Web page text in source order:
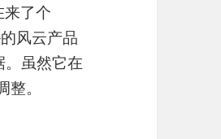
了个
风云产品
虽然它在
。